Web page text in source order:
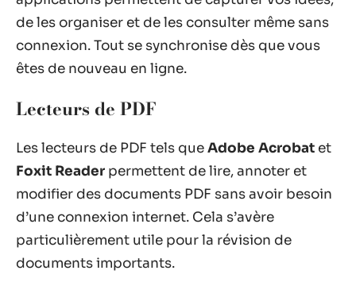
de les organiser et de les consulter même sans
connexion. Tout se synchronise dès que vous
êtes de nouveau en ligne.
Lecteurs de PDF
Les lecteurs de PDF tels queAdobe Acrobat et
Foxit Reader permettent de lire, annoter et
modifier des documents PDF sans avoir besoin
d’une connexion internet. Cela s’avère
particulièrement utile pour la révision de
documents importants.